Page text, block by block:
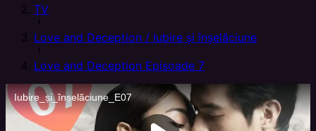
TV
arrow_right
Love and Deception / Iubire și înșelăciune
arrow_right
Love and Deception Episoade 7